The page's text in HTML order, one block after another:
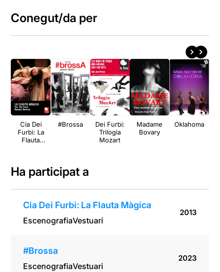
Conegut/da per
Cia Dei
Furbi: La
Flauta
#Brossa
Dei Furbi:
Trilogia
Mozart
Madame
Bovary
Oklahoma
Ha participat a
Cia Dei Furbi: La Flauta Màgica
EscenografiaVestuari
2013
#Brossa
EscenografiaVestuari
2023